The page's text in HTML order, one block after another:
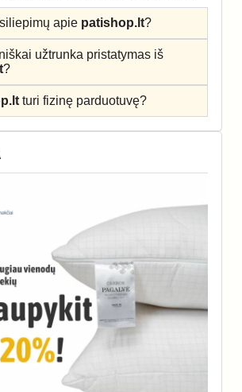
apie patishop.lt?
užtrunka pristatymas iš
?
turi fizinę parduotuvę?